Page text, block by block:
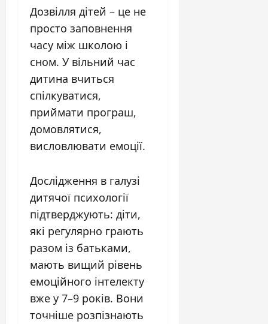
Дозвілля дітей – це не
просто заповнення
часу між школою і
сном. У вільний час
дитина вчиться
спілкуватися,
приймати програш,
домовлятися,
висловлювати емоції.
Дослідження в галузі
дитячої психології
підтверджують: діти,
які регулярно грають
разом із батьками,
мають вищий рівень
емоційного інтелекту
вже у 7–9 років. Вони
точніше розпізнають